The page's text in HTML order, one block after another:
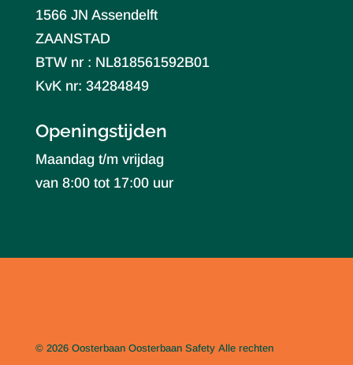
1566 JN Assendelft
ZAANSTAD
BTW nr : NL818561592B01
KvK nr: 34284849
Openingstijden
Maandag t/m vrijdag
van 8:00 tot 17:00 uur
© 2026 Oosterbaan Oosterbaan SafetyAlle rechten